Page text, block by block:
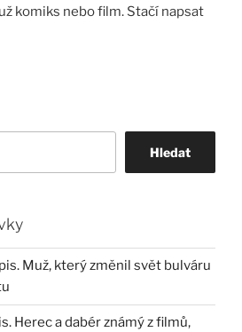
komiks nebo film. Stačí napsat
Hledat
Muž, který změnil svět bulváru
Herec a dabér známý z filmů,